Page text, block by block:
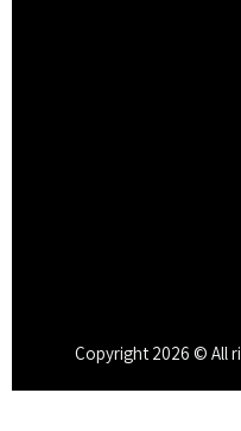
Copyright 2026 © All